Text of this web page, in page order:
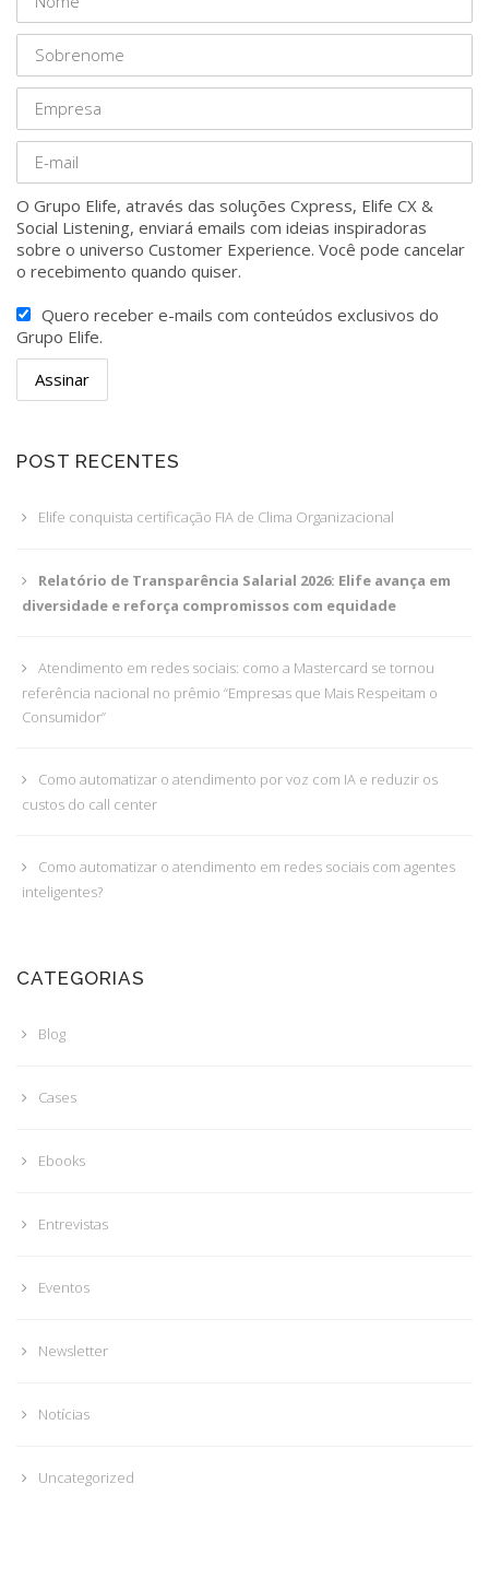
O Grupo Elife, através das soluções Cxpress, Elife CX &
Social Listening, enviará emails com ideias inspiradoras
sobre o universo Customer Experience. Você pode cancelar
o recebimento quando quiser.
Quero receber e-mails com conteúdos exclusivos do
Grupo Elife.
POST RECENTES
Elife conquista certificação FIA de Clima Organizacional
Relatório de Transparência Salarial 2026: Elife avança em
diversidade e reforça compromissos com equidade
Atendimento em redes sociais: como a Mastercard se tornou
referência nacional no prêmio “Empresas que Mais Respeitam o
Consumidor”
Como automatizar o atendimento por voz com IA e reduzir os
custos do call center
Como automatizar o atendimento em redes sociais com agentes
inteligentes?
CATEGORIAS
Blog
Cases
Ebooks
Entrevistas
Eventos
Newsletter
Notícias
Uncategorized